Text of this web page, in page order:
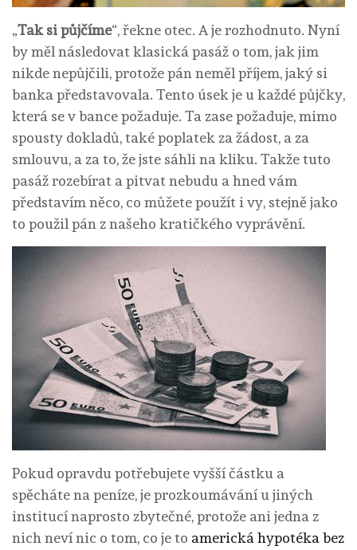
„Tak si půjčíme“, řekne otec. A je rozhodnuto. Nyní
by měl následovat klasická pasáž o tom, jak jim
nikde nepůjčili, protože pán neměl příjem, jaký si
banka představovala. Tento úsek je u každé půjčky,
která se v bance požaduje. Ta zase požaduje, mimo
spousty dokladů, také poplatek za žádost, a za
smlouvu, a za to, že jste sáhli na kliku. Takže tuto
pasáž rozebírat a pitvat nebudu a hned vám
představím něco, co můžete použít i vy, stejně jako
to použil pán z našeho kratičkého vyprávění.
Pokud opravdu potřebujete vyšší částku a
spěcháte na peníze, je prozkoumávání u jiných
institucí naprosto zbytečné, protože ani jedna z
nich neví nic o tom, co je to americká hypotéka bez